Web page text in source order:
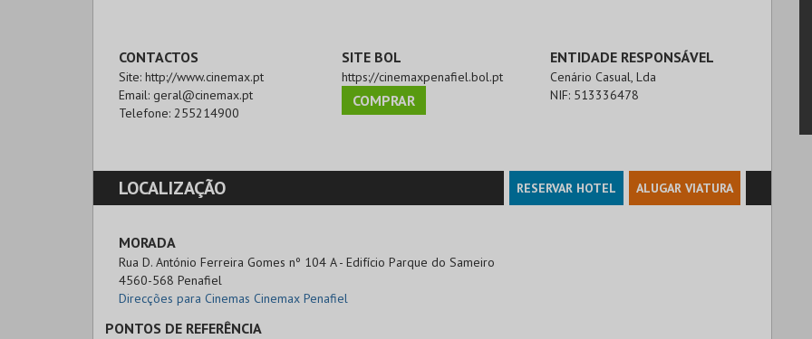
CONTACTOS
Site: http://www.cinemax.pt
Email: geral@cinemax.pt
Telefone: 255214900
SITE BOL
https://cinemaxpenafiel.bol.pt
COMPRAR
ENTIDADE RESPONSÁVEL
Cenário Casual, Lda
NIF: 513336478
LOCALIZAÇÃO RESERVAR HOTEL ALUGAR VIATURA
MORADA
Rua D. António Ferreira Gomes nº 104 A - Edifício Parque do Sameiro
4560-568 Penafiel
Direcções para Cinemas Cinemax Penafiel
PONTOS DE REFERÊNCIA